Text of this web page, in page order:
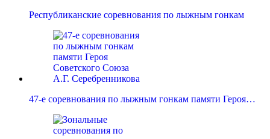
Республиканские соревнования по лыжным гонкам
47-е соревнования по лыжным гонкам памяти Героя…